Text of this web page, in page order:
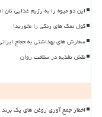
این دو میوه را به رژیم غذایی
گول نمک های رنگی را نخورید!
سفارش های بهداشتی به حجاج
نقش تغذیه در سلامت روان
اخطار جمع آوری روغن های یک برند